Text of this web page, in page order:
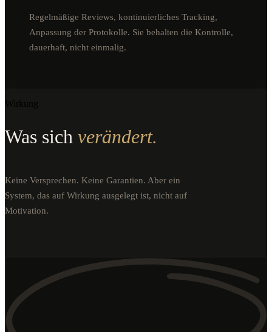
Regelmäßige Reviews, kontinuierliches Tracking,
Anpassung der Protokolle. Sie behalten die Kontrolle,
dauerhaft, nicht einmalig.
Was sich verändert.
Keine Versprechen. Keine Garantien. Aber ein
System, das auf Wirkung ausgelegt ist, nicht auf
Motivation.